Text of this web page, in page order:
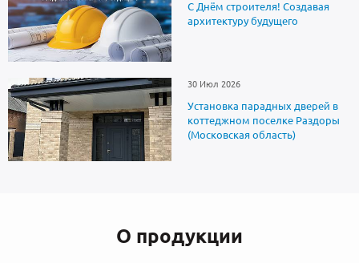
С Днём строителя! Создавая
архитектуру будущего
30 Июл 2026
Установка парадных дверей в
коттеджном поселке Раздоры
(Московская область)
О продукции